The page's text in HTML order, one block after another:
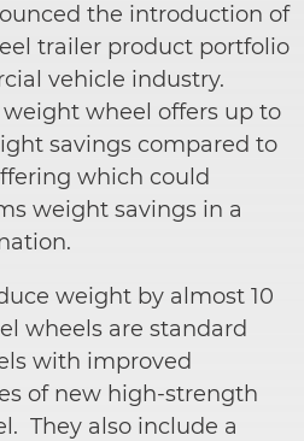
the introduction of
trailer product portfolio
vehicle industry.
wheel offers up to
savings compared to
which could
weight savings in a
weight by almost 10
wheels are standard
with improved
of new high-strength
They also include a